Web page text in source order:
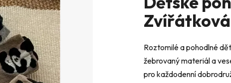
produktu
je
z
5
hvězdiček.
Roztomilé a pohodlné
žebrovaný materiál a
pro každodenní